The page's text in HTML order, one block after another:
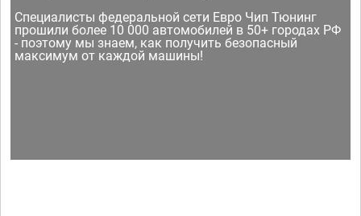
Специалисты федеральной сети Евро Чип Тюнинг
прошили более 10 000 автомобилей в 50+ городах РФ
- поэтому мы знаем, как получить безопасный
максимум от каждой машины!